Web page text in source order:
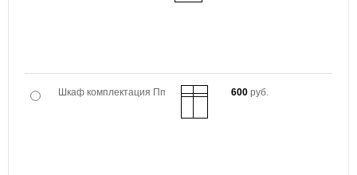
Шкаф комплектация Пп 600 руб.